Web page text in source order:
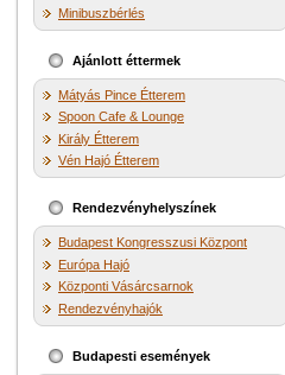
Minibuszbérlés
Ajánlott éttermek
Mátyás Pince Étterem
Spoon Cafe & Lounge
Király Étterem
Vén Hajó Étterem
Rendezvényhelyszínek
Budapest Kongresszusi Központ
Európa Hajó
Központi Vásárcsarnok
Rendezvényhajók
Budapesti események